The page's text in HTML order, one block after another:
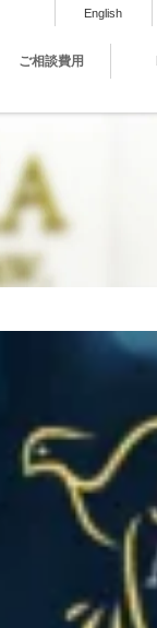
English
ご相談費用